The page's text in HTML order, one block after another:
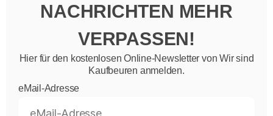
NACHRICHTEN MEHR
VERPASSEN!
Hier für den kostenlosen Online-Newsletter von Wir sind
Kaufbeuren anmelden.
eMail-Adresse